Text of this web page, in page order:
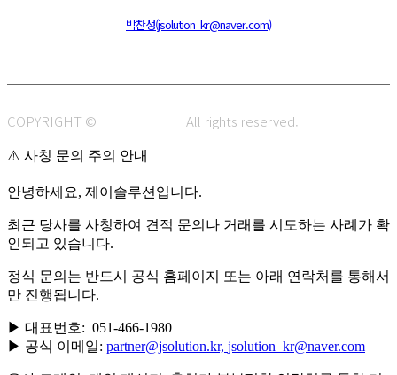
박찬성(jsolution_kr@naver.com)
COPYRIGHT © All rights reserved.
⚠️ 사칭 문의 주의 안내
안녕하세요, 제이솔루션입니다.
최근 당사를 사칭하여 견적 문의나 거래를 시도하는 사례가 확
인되고 있습니다.
정식 문의는 반드시 공식 홈페이지 또는 아래 연락처를 통해서
만 진행됩니다.
▶ 대표번호: 051-466-1980
▶ 공식 이메일: partner@jsolution.kr, jsolution_kr@naver.com